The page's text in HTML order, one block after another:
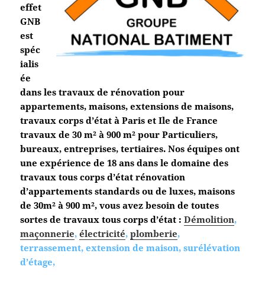
effet
GNB
est
spéc
ialis
ée
dans les travaux de rénovation pour
appartements, maisons, extensions de maisons,
travaux corps d’état à Paris et Ile de France
travaux de 30 m² à 900 m² pour Particuliers,
bureaux, entreprises, tertiaires. Nos équipes ont
une expérience de 18 ans dans le domaine des
travaux tous corps d’état rénovation
d’appartements standards ou de luxes, maisons
de 30m² à 900 m², vous avez besoin de toutes
sortes de travaux tous corps d’état : Démolition,
maçonnerie,électricité,plomberie,
terrassement, extension de maison, surélévation
d’étage,